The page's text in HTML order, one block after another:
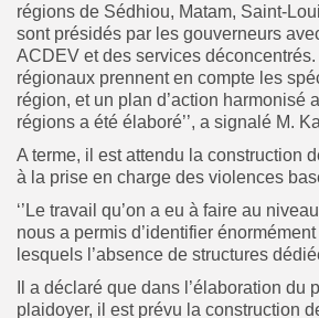
régions de Sédhiou, Matam, Saint-
sont présidés par les gouverneurs
ACDEV et des services
régionaux prennent en compte les
région, et un plan d’action harmonisé
régions a été élaboré’’, a signalé M.
A terme, il est attendu la construction
à la prise en charge des violences
‘’Le travail qu’on a eu à faire au
nous a permis d’identifier
lesquels l’absence de structures
Il a déclaré que dans l’élaboration du
plaidoyer, il est prévu la construction